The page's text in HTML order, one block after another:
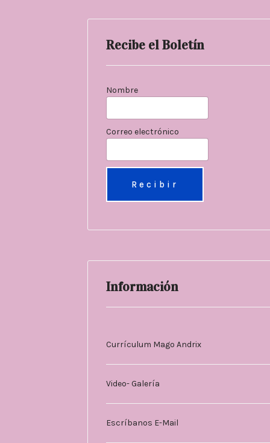
Recibe el Boletín
Nombre
Correo electrónico
Información
Currículum Mago Andrix
Video- Galería
Escríbanos E-Mail